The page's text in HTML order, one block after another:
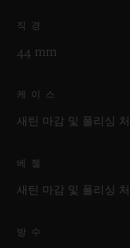
직경
44 mm
케이스
새틴 마감 및 폴리싱
베젤
새틴 마감 및 폴리싱
방수